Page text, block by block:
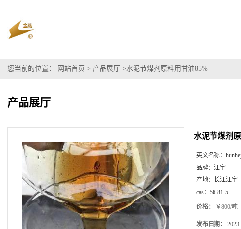
您当前的位置： 网站首页 > 产品展厅 >水泥节煤剂原料用甘油85%
产品展厅
水泥节煤剂
英文名称：
品牌： 江宇
产地： 长江江宇
cas： 56-81-5
价格： ￥800/吨
发布日期：